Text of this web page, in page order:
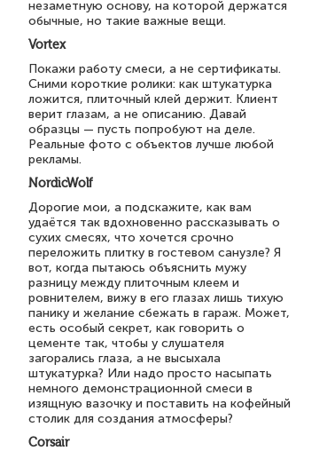
незаметную основу, на которой держатся
обычные, но такие важные вещи.
Vortex
Покажи работу смеси, а не сертификаты.
Сними короткие ролики: как штукатурка
ложится, плиточный клей держит. Клиент
верит глазам, а не описанию. Давай
образцы — пусть попробуют на деле.
Реальные фото с объектов лучше любой
рекламы.
NordicWolf
Дорогие мои, а подскажите, как вам
удаётся так вдохновенно рассказывать о
сухих смесях, что хочется срочно
переложить плитку в гостевом санузле? Я
вот, когда пытаюсь объяснить мужу
разницу между плиточным клеем и
ровнителем, вижу в его глазах лишь тихую
панику и желание сбежать в гараж. Может,
есть особый секрет, как говорить о
цементе так, чтобы у слушателя
загорались глаза, а не высыхала
штукатурка? Или надо просто насыпать
немного демонстрационной смеси в
изящную вазочку и поставить на кофейный
столик для создания атмосферы?
Corsair